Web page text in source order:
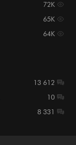
72K
65K
64K
13 612
10
8 331